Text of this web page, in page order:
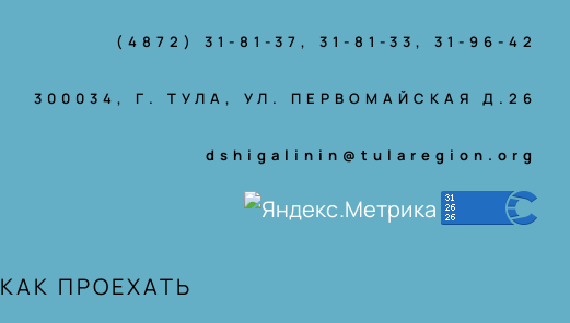
(4872) 31-81-37, 31-81-33, 31-96-42
300034, Г. ТУЛА, УЛ. ПЕРВОМАЙСКАЯ Д.26
dshigalinin@tularegion.org
КАК ПРОЕХАТЬ